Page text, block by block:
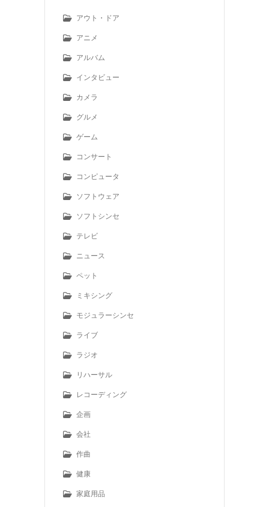
アウト・ドア
アニメ
アルバム
インタビュー
カメラ
グルメ
ゲーム
コンサート
コンピュータ
ソフトウェア
ソフトシンセ
テレビ
ニュース
ペット
ミキシング
モジュラーシンセ
ライブ
ラジオ
リハーサル
レコーディング
企画
会社
作曲
健康
家庭用品